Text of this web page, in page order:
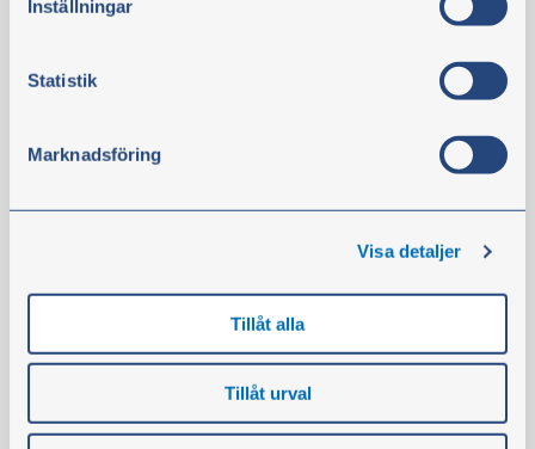
Inställningar
Statistik
Marknadsföring
Visa detaljer
Tillåt alla
Tillåt urval
ei sis. alv
Suodatin